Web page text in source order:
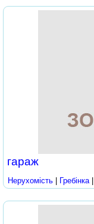
гараж
Нерухомість Гребінка|